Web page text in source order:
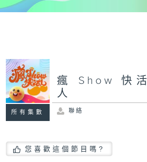
所有集數
瘋 Show 快活
人
聯絡
您喜歡這個節目嗎?